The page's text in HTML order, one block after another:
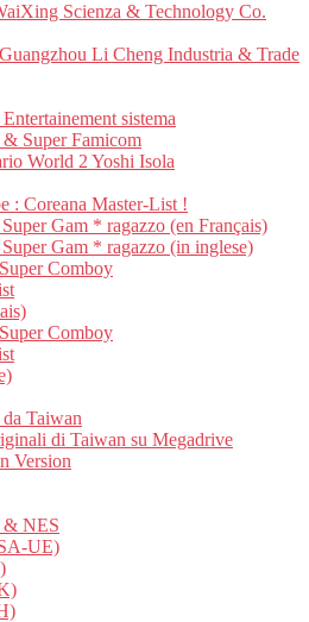
Scienza & Technology Co.
Li Cheng Industria & Trade
sistema
Super Famicom
World 2 Yoshi Isola
: Coreana Master-List !
Super Gam * ragazzo (en Français)
Super Gam * ragazzo (in inglese)
Comboy
Comboy
Taiwan
di Taiwan su Megadrive
Version
& NES
UE)